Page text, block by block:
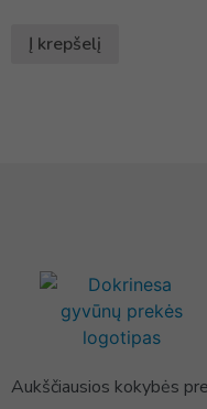
Į krepšelį
Aukščiausios kokybės